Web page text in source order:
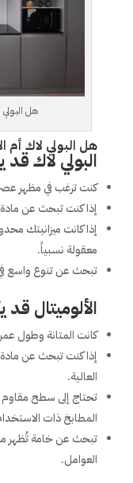
هل البولي
هل البولي لاك أم
البولي لاك
كنت ترغب في مظهر
إذا كنت تبحث عن
إذا كانت ميزانيتك
معقولة نسبياً.
تبحث عن تنوع واسع
الألوميتال
كانت المتانة وطول
إذا كنت تبحث عن
العالية.
تحتاج إلى سطح مقاوم
المطابخ ذات
تبحث عن خامة تُظهر
العوامل.